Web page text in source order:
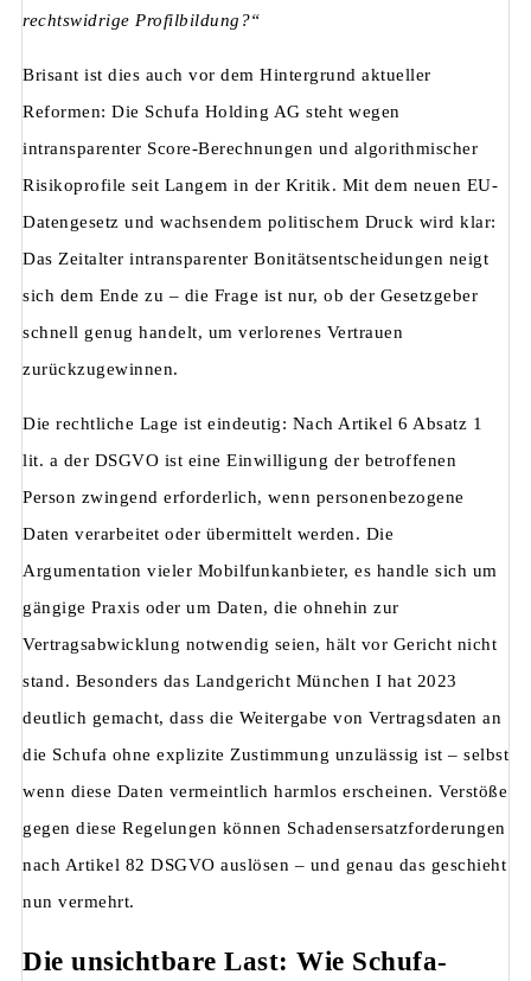
rechtswidrige Profilbildung?“
Brisant ist dies auch vor dem Hintergrund aktueller
Reformen: Die Schufa Holding AG steht wegen
intransparenter Score-Berechnungen und algorithmischer
Risikoprofile seit Langem in der Kritik. Mit dem neuen EU-
Datengesetz und wachsendem politischem Druck wird klar:
Das Zeitalter intransparenter Bonitätsentscheidungen neigt
sich dem Ende zu – die Frage ist nur, ob der Gesetzgeber
schnell genug handelt, um verlorenes Vertrauen
zurückzugewinnen.
Die rechtliche Lage ist eindeutig: Nach Artikel 6 Absatz 1
lit. a der DSGVO ist eine Einwilligung der betroffenen
Person zwingend erforderlich, wenn personenbezogene
Daten verarbeitet oder übermittelt werden. Die
Argumentation vieler Mobilfunkanbieter, es handle sich um
gängige Praxis oder um Daten, die ohnehin zur
Vertragsabwicklung notwendig seien, hält vor Gericht nicht
stand. Besonders das Landgericht München I hat 2023
deutlich gemacht, dass die Weitergabe von Vertragsdaten an
die Schufa ohne explizite Zustimmung unzulässig ist – selbst
wenn diese Daten vermeintlich harmlos erscheinen. Verstöße
gegen diese Regelungen können Schadensersatzforderungen
nach Artikel 82 DSGVO auslösen – und genau das geschieht
nun vermehrt.
Die unsichtbare Last: Wie Schufa-